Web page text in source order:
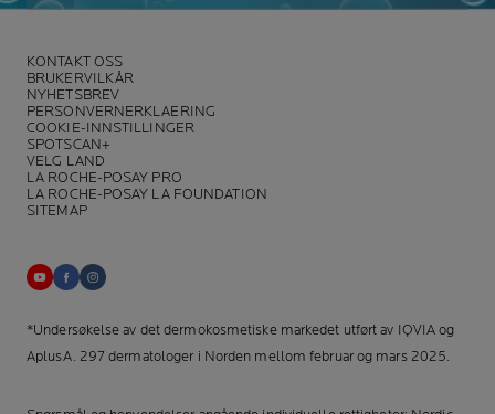
KONTAKT OSS
BRUKERVILKÅR
NYHETSBREV
PERSONVERNERKLAERING
COOKIE-INNSTILLINGER
SPOTSCAN+
VELG LAND
LA ROCHE-POSAY PRO
LA ROCHE-POSAY LA FOUNDATION
SITEMAP
*Undersøkelse av det dermokosmetiske markedet utført av IQVIA og
AplusA. 297 dermatologer i Norden mellom februar og mars 2025.